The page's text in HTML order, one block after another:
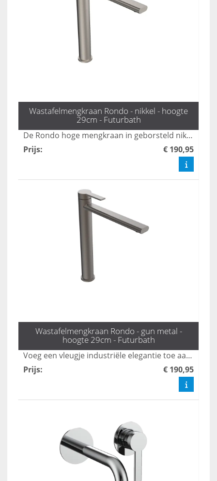
Wastafelmengkraan Rondo - nikkel - hoogte
29cm - Futurbath
De Rondo hoge mengkraan in geborsteld nikkel voegt een vleugje tijdloze elegantie toe aan elke badkamer. Met een hoogte van 29 cm is deze kraan perfect geschikt voor statement wastafels, waardoor functionaliteit en stijl naadloos samenkomen. Upgrade uw sanitair met deze prachtige toevoeging.
Prijs: € 190,95
Wastafelmengkraan Rondo - gun metal -
hoogte 29cm - Futurbath
Voeg een vleugje industriële elegantie toe aan uw badkamer met de Rondo hoge mengkraan in gunmetal. Met een hoogte van 29 cm is deze kraan ideaal voor moderne badkamerontwerpen, en combineert stijl met functionaliteit voor een verfijnde uitstraling. Upgrade uw interieur met deze prachtige toevoeging die zowel esthetisch als praktisch is.
Prijs: € 190,95